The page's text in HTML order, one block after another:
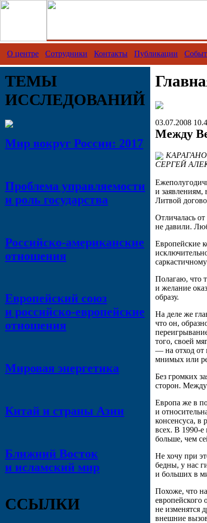
О центре Сотрудники Контакты Публикации
ТЕМЫ
ИССЛЕДОВАНИЙ
Мир вокруг России: 2017
Проблема управляемости
и роль государства
Российско-американские
отношения
Европейский союз
и российско-европейские
отношения
Мировая энергетика
Китай и страны Азии
Ближний Восток
и исламский мир
ССЫЛКИ
03.07.2008
Между
СЕРГЕЙ
и заявлениям,
Литвой
Отличалась
не давили.
Европейские
Полагаю, что
и желание
образу.
На деле же
что он,
того, своей
— на отход от
мнимых или
Без громких
сторон.
Европа же в
и
консенсуса, в
всех. В 1990-
больше, чем
Не хочу при
бедны, у нас
и больших в
Похоже, что
европейского
не изменятся
внешние